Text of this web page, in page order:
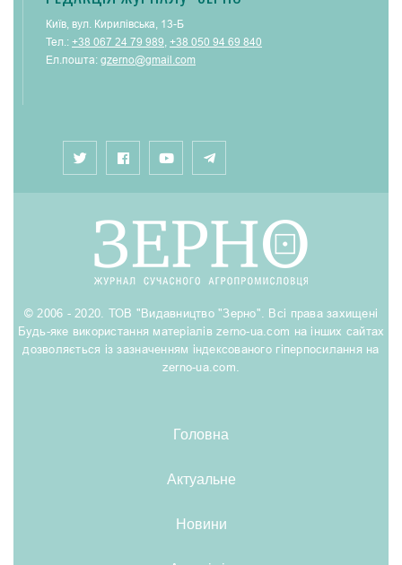
Київ, вул. Кирилівська, 13-Б
Тел.: +38 067 24 79 989 +38 050 94 69 840
Ел.пошта: gzerno@gmail.com
© 2006 - 2020. ТОВ "Видавництво "Зерно". Всі права захищені
Будь-яке використання матеріалів zerno-ua.com на інших сайтах
дозволяється із зазначенням індексованого гіперпосилання на
zerno-ua.com.
Головна
Актуальне
Новини